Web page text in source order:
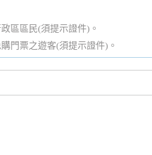
區區民(須提示證件)。
門票之遊客(須提示證件)。